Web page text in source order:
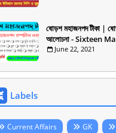
ষোড়শ মহাজনপদ টীকা |
আলোচনা - Sixteen
June 22, 2021
Labels
Current Affairs GK